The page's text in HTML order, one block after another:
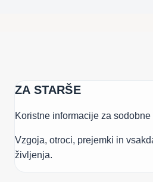
ZA STARŠE
Koristne informacije za sodobne
Vzgoja, otroci, prejemki in
življenja.